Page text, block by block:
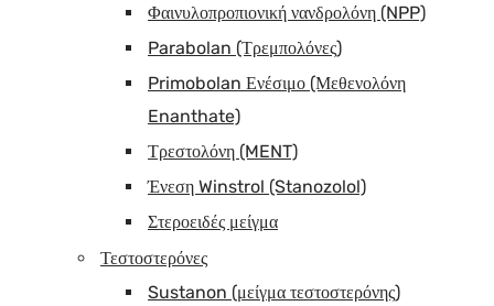
Φαινυλοπροπιονική νανδρολόνη (NPP)
Parabolan (Τρεμπολόνες)
Primobolan Ενέσιμο (Μεθενολόνη
Enanthate)
Τρεστολόνη (MENT)
Ένεση Winstrol (Stanozolol)
Στεροειδές μείγμα
Τεστοστερόνες
Sustanon (μείγμα τεστοστερόνης)